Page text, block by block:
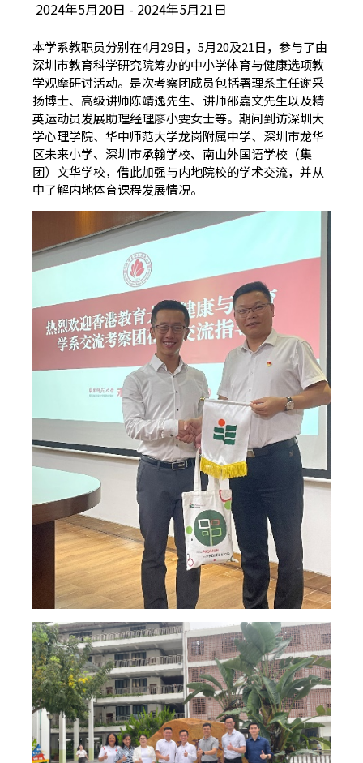
2024年5月20日 2024年5月21日
本学系教职员分别在4月29日，5月20及21日，参与了由
深圳市教育科学研究院筹办的中小学体育与健康选项教
学观摩研讨活动。是次考察团成员包括署理系主任谢采
扬博士、高级讲师陈靖逸先生、讲师邵嘉文先生以及精
英运动员发展助理经理廖小雯女士等。期间到访深圳大
学心理学院、华中师范大学龙岗附属中学、深圳市龙华
区未来小学、深圳市承翰学校、南山外国语学校（集
团）文华学校，借此加强与内地院校的学术交流，并从
中了解内地体育课程发展情况。